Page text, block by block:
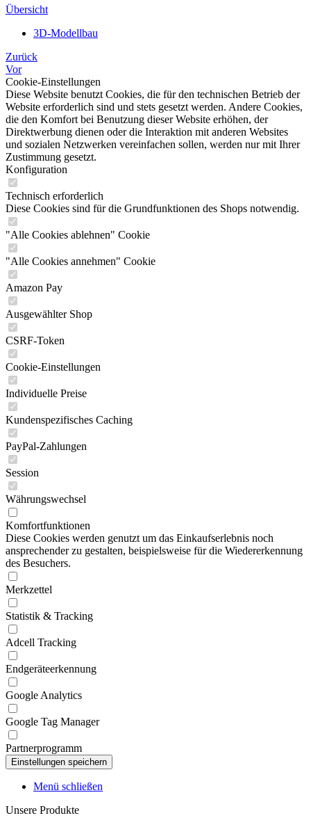
Übersicht
3D-Modellbau
Zurück
Vor
Cookie-Einstellungen
Diese Website benutzt Cookies, die für den technischen Betrieb der
Website erforderlich sind und stets gesetzt werden. Andere Cookies,
die den Komfort bei Benutzung dieser Website erhöhen, der
Direktwerbung dienen oder die Interaktion mit anderen Websites
und sozialen Netzwerken vereinfachen sollen, werden nur mit Ihrer
Zustimmung gesetzt.
Konfiguration
Technisch erforderlich
Diese Cookies sind für die Grundfunktionen des Shops notwendig.
"Alle Cookies ablehnen" Cookie
"Alle Cookies annehmen" Cookie
Amazon Pay
Ausgewählter Shop
CSRF-Token
Cookie-Einstellungen
Individuelle Preise
Kundenspezifisches Caching
PayPal-Zahlungen
Session
Währungswechsel
Komfortfunktionen
Diese Cookies werden genutzt um das Einkaufserlebnis noch
ansprechender zu gestalten, beispielsweise für die Wiedererkennung
des Besuchers.
Merkzettel
Statistik & Tracking
Adcell Tracking
Endgeräteerkennung
Google Analytics
Google Tag Manager
Partnerprogramm
Menü schließen
Unsere Produkte